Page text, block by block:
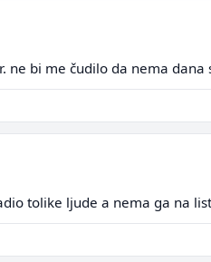
ne bi me čudilo da nema
tolike ljude a nema ga na